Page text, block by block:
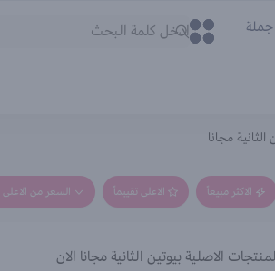
- جملة الصيدليات
الثانية مجانا
الاكثر مبيعاً الاعلى تقييماً السعر من الاعلى
الاصلية بيوتين الثانية مجانا الان